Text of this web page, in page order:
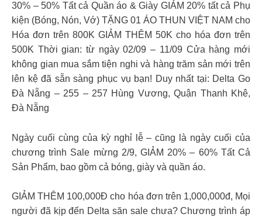
30% – 50% Tất cả Quần áo & Giày GIẢM 20% tất cả Phụ
kiện (Bóng, Nón, Vớ) TẶNG 01 ÁO THUN VIỆT NAM cho
Hóa đơn trên 800K GIẢM THÊM 50K cho hóa đơn trên
500K Thời gian: từ ngày 02/09 – 11/09 Cửa hàng mới
không gian mua sắm tiện nghi và hàng trăm sản mới trên
lên kệ đã sẵn sàng phục vụ bạn! Duy nhất tại: Delta Go
Đà Nẵng – 255 – 257 Hùng Vương, Quận Thanh Khê,
Đà Nẵng
Ngày cuối cùng của kỳ nghỉ lễ – cũng là ngày cuối của
chương trình Sale mừng 2/9, GIẢM 20% – 60% Tất Cả
Sản Phẩm, bao gồm cả bóng, giày và quần áo.
GIẢM THÊM 100,000Đ cho hóa đơn trên 1,000,000đ, Mọi
người đã kịp đến Delta săn sale chưa? Chương trình áp